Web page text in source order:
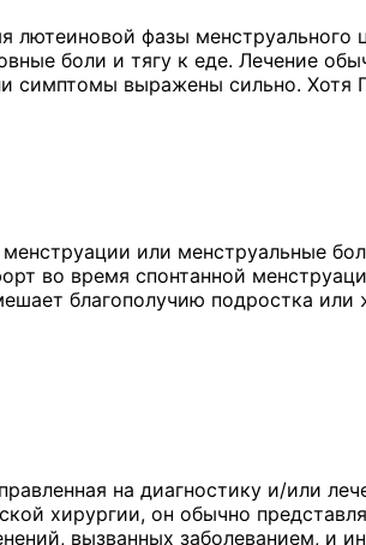
фазы менструального
боли и тягу к еде. Лечение
симптомы выражены сильно.
или менструальные
во время спонтанной
благополучию подростка
на диагностику и/или
хирургии, он обычно
вызванных заболеванием, и